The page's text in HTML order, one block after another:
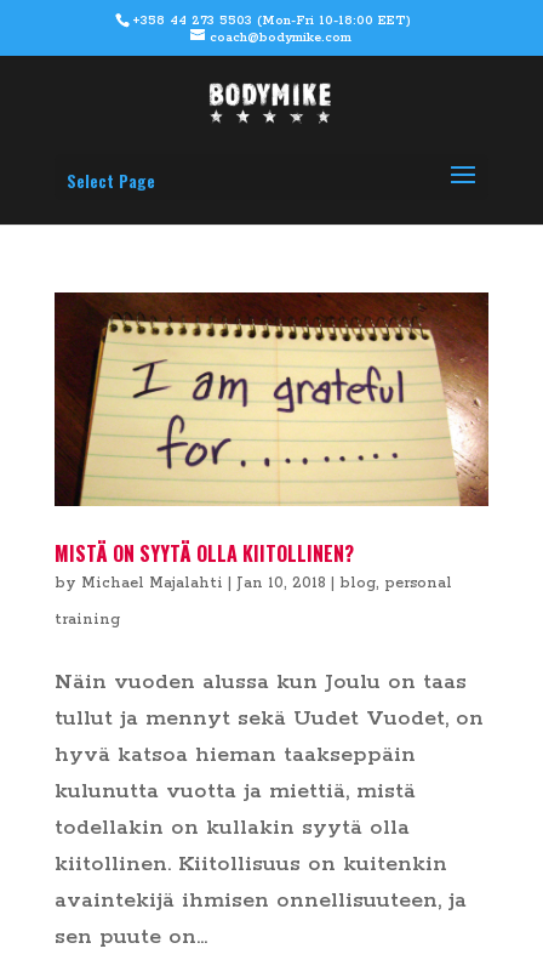
+358 44 273 5503 (Mon-Fri 10-18:00 EET)
coach@bodymike.com
Select Page
MISTÄ ON SYYTÄ OLLA KIITOLLINEN?
by Michael Majalahti Jan 10, 2018 blog, personal
training
Näin vuoden alussa kun Joulu on taas
tullut ja mennyt sekä Uudet Vuodet, on
hyvä katsoa hieman taakseppäin
kulunutta vuotta ja miettiä, mistä
todellakin on kullakin syytä olla
kiitollinen. Kiitollisuus on kuitenkin
avaintekijä ihmisen onnellisuuteen, ja
sen puute on...